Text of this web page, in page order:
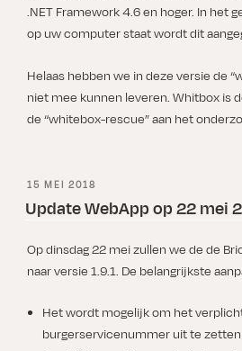
.NET Framework 4.6 en hoger. In het
op uw computer staat wordt dit
Helaas hebben we in deze versie de
niet mee kunnen leveren. Whitbox is
de “whitebox-rescue” aan het
GEPLAATST
OP
15 MEI 2018
Update WebApp op 22 mei
Op dinsdag 22 mei zullen we de de
naar versie 1.9.1. De belangrijkste
Het wordt mogelijk om het
burgerservicenummer uit te